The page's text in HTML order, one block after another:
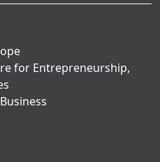
for Entrepreneurship,